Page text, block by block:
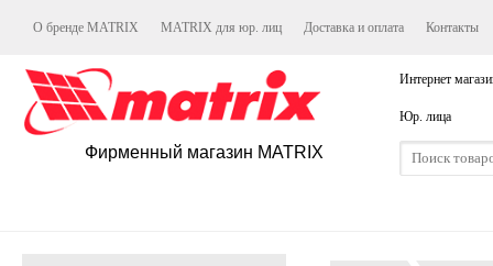
О бренде MATRIX MATRIX для юр. лиц Доставка и оплата Контакты
Фирменный магазин MATRIX
Интернет
Юр. лица